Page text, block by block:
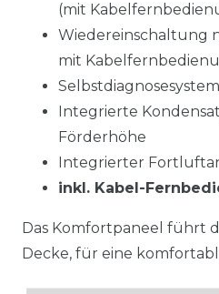
(mit
Wiedereinschaltung
mit
Selbstdiagnosesystem
Integrierte
Förderhöhe
Integrierter
inkl. Kabel-
Das Komfortpaneel führt
Decke, für eine